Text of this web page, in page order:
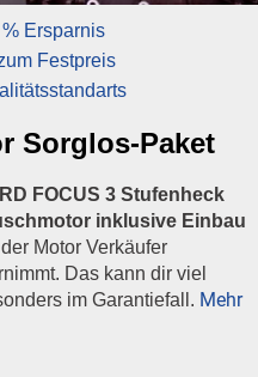
Sorglos-Paket
FOCUS 3 Stufenheck
inklusive Einbau
Motor Verkäufer
Das kann dir viel
im Garantiefall. Mehr
Ersparnis
Festpreis